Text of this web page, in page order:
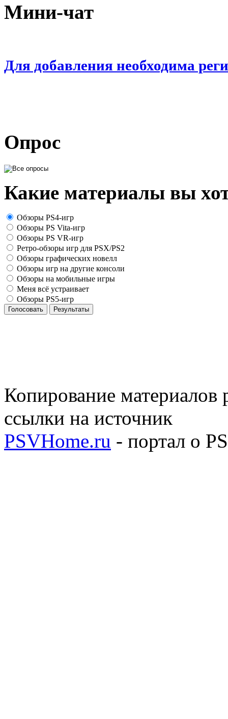
Мини-чат
Для добавления необходима
Опрос
Какие материалы вы
Обзоры PS4-игр
Обзоры PS Vita-игр
Обзоры PS VR-игр
Ретро-обзоры игр для PSX/PS2
Обзоры графических новелл
Обзоры игр на другие консоли
Обзоры на мобильные игры
Меня всё устраивает
Обзоры PS5-игр
Голосовать Результаты
Копирование материалов
ссылки на источник
PSVHome.ru - портал о